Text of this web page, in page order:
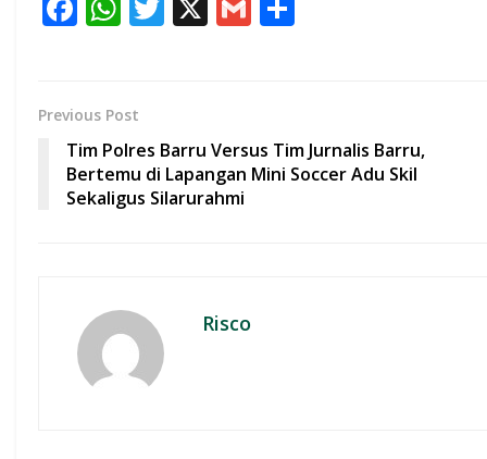
b
o
o
k
s
A
p
p
Previous Post
Tim Polres Barru Versus Tim Jurnalis Barru,
Bertemu di Lapangan Mini Soccer Adu Skil
Sekaligus Silarurahmi
Risco